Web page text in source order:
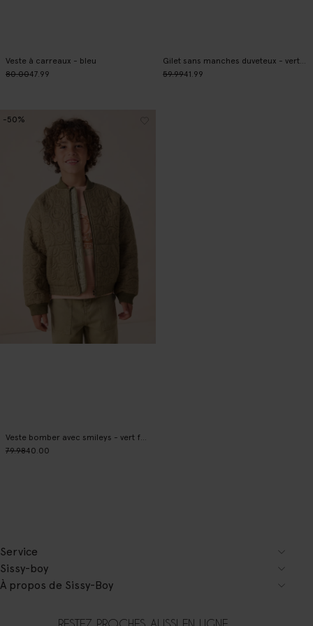
Veste à carreaux - bleu
80.0047.99
Gilet sans manches duveteux - vert foncé
59.9941.99
Veste bomber avec smileys - vert foncé
79.9840.00
-50%
Service
Sissy-boy
À propos de Sissy-Boy